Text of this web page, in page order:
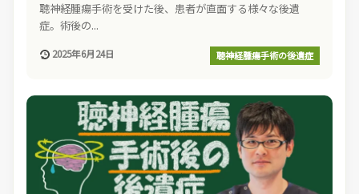
聴神経腫瘍手術を受けた後、患者が直面する様々な後遺
症。術後の...
2025年6月24日 聴神経腫瘍手術の後遺症